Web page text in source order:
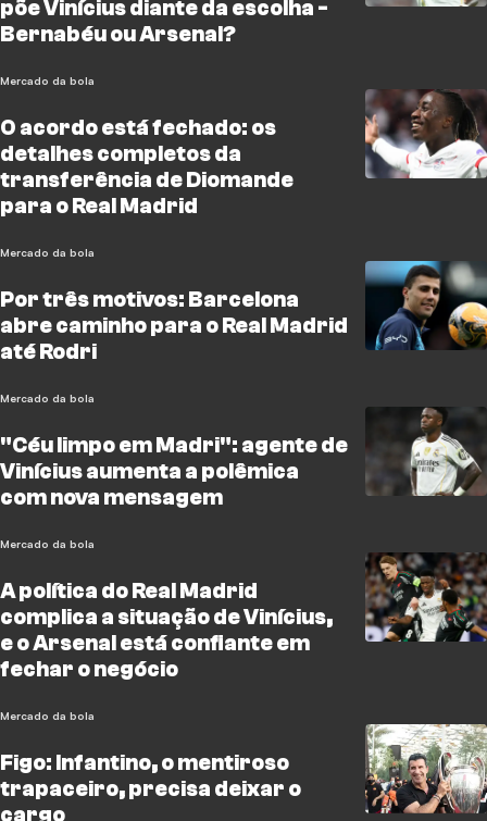
põe Vinícius diante da escolha -
Bernabéu ou Arsenal?
Mercado da bola
O acordo está fechado: os
detalhes completos da
transferência de Diomande
para o Real Madrid
Mercado da bola
Por três motivos: Barcelona
abre caminho para o Real Madrid
até Rodri
Mercado da bola
"Céu limpo em Madri": agente de
Vinícius aumenta a polêmica
com nova mensagem
Mercado da bola
A política do Real Madrid
complica a situação de Vinícius,
e o Arsenal está confiante em
fechar o negócio
Mercado da bola
Figo: Infantino, o mentiroso
trapaceiro, precisa deixar o
cargo